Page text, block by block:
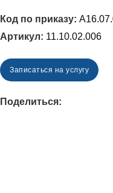
Артикул: 11.10.02.006
Записаться на услугу
Поделиться: